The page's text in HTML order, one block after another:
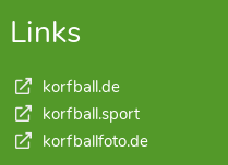
Links
korfball.de
korfball.sport
korfballfoto.de